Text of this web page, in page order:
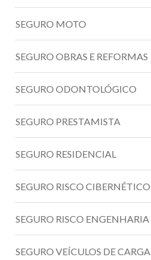
SEGURO MOTO
SEGURO OBRAS E REFORMAS
SEGURO ODONTOLÓGICO
SEGURO PRESTAMISTA
SEGURO RESIDENCIAL
SEGURO RISCO CIBERNÉTICO
SEGURO RISCO ENGENHARIA
SEGURO VEÍCULOS DE CARGA